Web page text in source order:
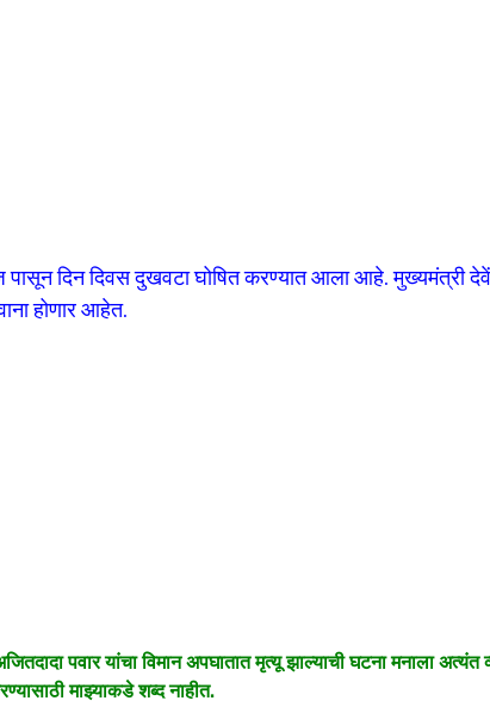
दिन दिवस दुखवटा घोषित करण्यात आला आहे. मुख्यमंत्री
होणार आहेत.
पवार यांचा विमान अपघातात मृत्यू झाल्याची घटना मनाला अत्यंत
माझ्याकडे शब्द नाहीत.